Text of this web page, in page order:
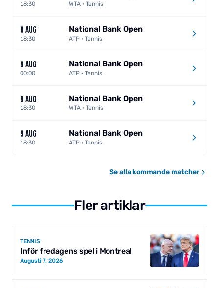
18:30 WTA · Tennis
8 AUG
18:30
National Bank Open
ATP · Tennis
9 AUG
00:00
National Bank Open
ATP · Tennis
9 AUG
18:30
National Bank Open
WTA · Tennis
9 AUG
18:30
National Bank Open
ATP · Tennis
Se alla kommande matcher
Fler artiklar
TENNIS
Inför fredagens spel i Montreal
Augusti 7, 2026